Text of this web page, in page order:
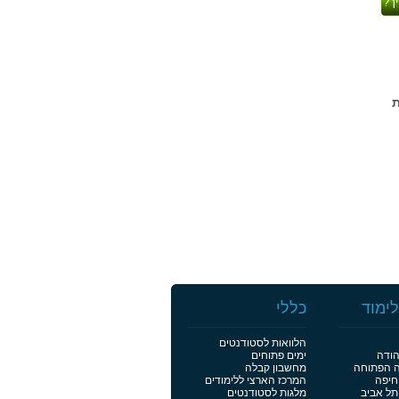
מוסדות
הפתוחה
חיפה
תל אביב
כללי
הלוואות לסטודנטים
ימים פתוחים
מחשבון קבלה
המרכז הארצי ללימודים
מלגות לסטודנטים